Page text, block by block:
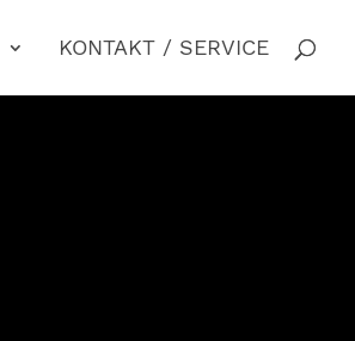
KONTAKT / SERVICE